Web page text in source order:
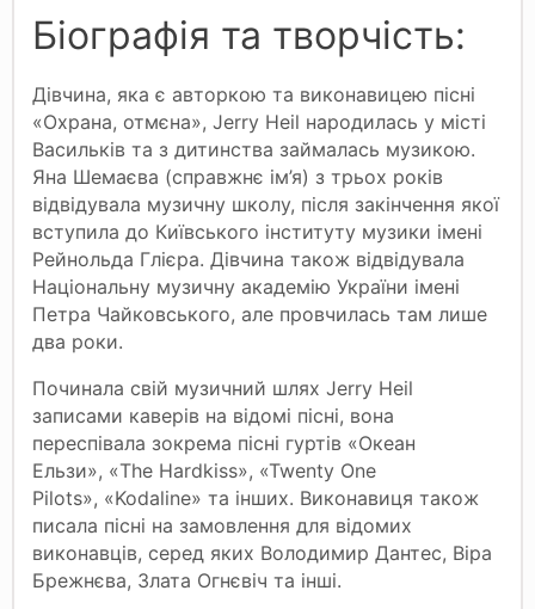
Біографія та творчість:
Дівчина, яка є авторкою та виконавицею пісні
«Охрана, отмєна», Jerry Heil народилась у місті
Васильків та з дитинства займалась музикою.
Яна Шемаєва (справжнє ім’я) з трьох років
відвідувала музичну школу, після закінчення якої
вступила до Київського інституту музики імені
Рейнольда Глієра. Дівчина також відвідувала
Національну музичну академію України імені
Петра Чайковського, але провчилась там лише
два роки.
Починала свій музичний шлях Jerry Heil
записами каверів на відомі пісні, вона
переспівала зокрема пісні гуртів «Океан
Ельзи», «The Hardkiss», «Twenty One
Pilots», «Kodaline» та інших. Виконавиця також
писала пісні на замовлення для відомих
виконавців, серед яких Володимир Дантес, Віра
Брежнєва, Злата Огнєвіч та інші.